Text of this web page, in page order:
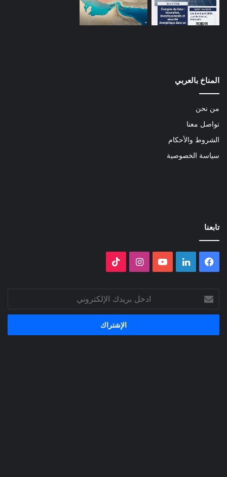
المناخ بالعربي
من نحن
تواصل معنا
الشروط والأحكام
سياسة الخصوصية
تابعنا
فيسبوك لينكدإن ‫YouTubeانستقرام
بريدك
الإلكتروني